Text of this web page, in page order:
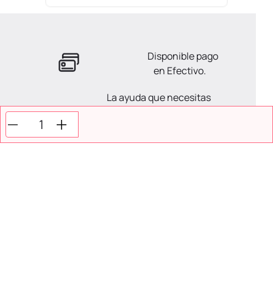
Disponible pago
en Efectivo.
La ayuda que necesitas